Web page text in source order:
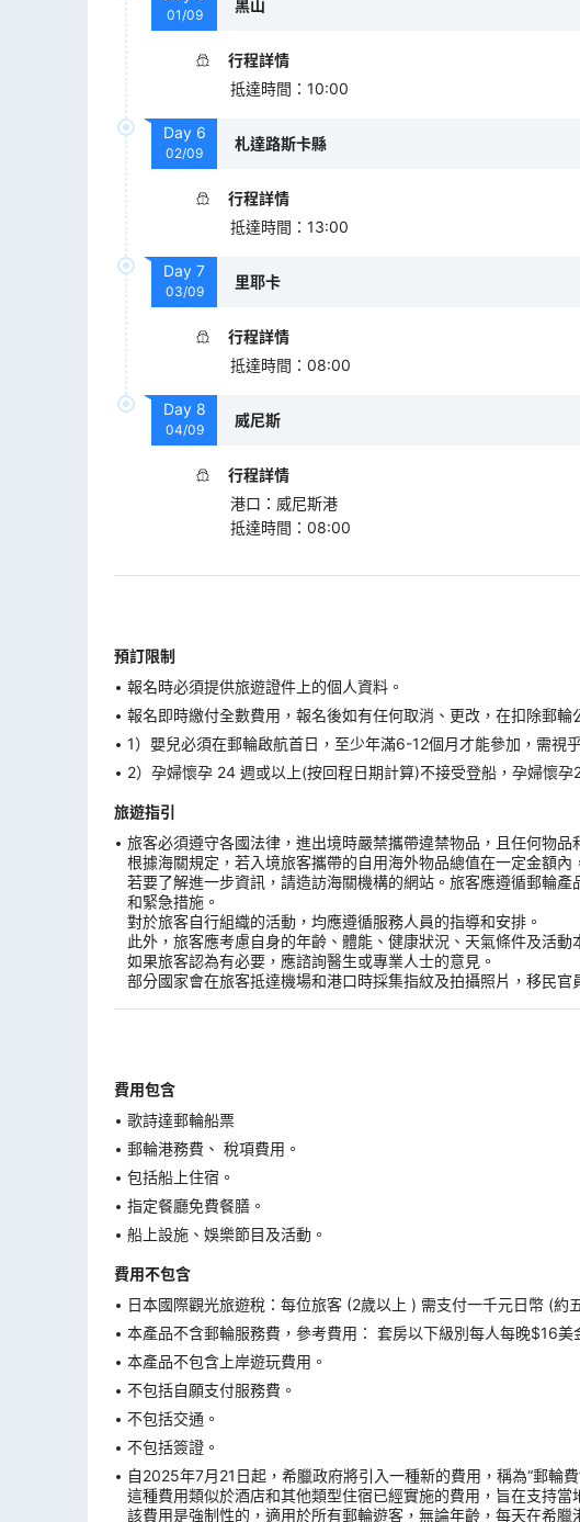
01/09
黑山
行程詳情
抵達時間 ： 10:00
Day 6
02/09
札達路斯卡縣
行程詳情
抵達時間 ： 13:00
Day 7
03/09
里耶卡
行程詳情
抵達時間 ： 08:00
Day 8
04/09
威尼斯
行程詳情
港口 ： 威尼斯港
抵達時間 ： 08:00
預訂限制
報名時必須提供旅遊證件上的個人資料。
報名即時繳付全數費用，報名後如有任何取消、更改，在扣除郵
1）嬰兒必須在郵輪啟航首日，至少年滿6-12個月才能參加，需視
2）孕婦懷孕 24 週或以上(按回程日期計算)不接受登船，孕婦懷
旅遊指引
旅客必須遵守各國法律，進出境時嚴禁攜帶違禁物品，且任何物品
根據海關規定，若入境旅客攜帶的自用海外物品總值在一定金額
若要了解進一步資訊，請造訪海關機構的網站。旅客應遵循郵輪
和緊急措施。
對於旅客自行組織的活動，均應遵循服務人員的指導和安排。
此外，旅客應考慮自身的年齡、體能、健康狀況、天氣條件及活
如果旅客認為有必要，應諮詢醫生或專業人士的意見。
部分國家會在旅客抵達機場和港口時採集指紋及拍攝照片，移民
費用包含
歌詩達郵輪船票
郵輪港務費、 稅項費用。
包括船上住宿。
指定餐廳免費餐膳。
船上設施、娛樂節目及活動。
費用不包含
日本國際觀光旅遊稅：每位旅客 (2歲以上 ) 需支付一千元日幣 (約
本產品不含郵輪服務費，參考費用： 套房以下級別每人每晚$16
本產品不包含上岸遊玩費用。
不包括自願支付服務費。
不包括交通。
不包括簽證。
自2025年7月21日起，希臘政府將引入一種新的費用，稱為“郵輪
這種費用類似於酒店和其他類型住宿已經實施的費用，旨在支持
該費用是強制性的，適用於所有郵輪遊客，無論年齡，每天在希